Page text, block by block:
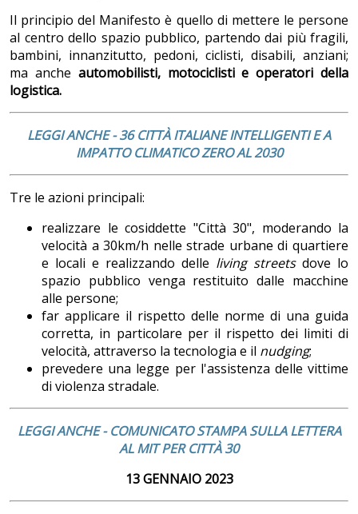
Il principio del Manifesto è quello di mettere le persone
al centro dello spazio pubblico, partendo dai più fragili,
bambini, innanzitutto, pedoni, ciclisti, disabili, anziani;
ma anche automobilisti, motociclisti e operatori della
logistica.
LEGGI ANCHE - 36 CITTÀ ITALIANE INTELLIGENTI E A
IMPATTO CLIMATICO ZERO AL 2030
Tre le azioni principali:
realizzare le cosiddette "Città 30", moderando la
velocità a 30km/h nelle strade urbane di quartiere
e locali e realizzando delle living streetsdove lo
spazio pubblico venga restituito dalle macchine
alle persone;
far applicare il rispetto delle norme di una guida
corretta, in particolare per il rispetto dei limiti di
velocità, attraverso la tecnologia e il nudging;
prevedere una legge per l'assistenza delle vittime
di violenza stradale.
LEGGI ANCHE - COMUNICATO STAMPA SULLA LETTERA
AL MIT PERCITTÀ30
13 GENNAIO 2023